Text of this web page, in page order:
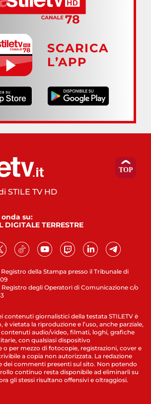
SCARICA
L’APP
della Stampa presso il Tribunale di
degli Operatori di Comunicazione c/o
STILE TV HD
onda su:
DIGITALE TERRESTRE
contenuti giornalistici della testata STILETV è
è vietata la riproduzione e l’uso, anche parziale,
audio/video, filmati, loghi, grafiche
con qualsiasi dispositivo
per mezzo di fotocopie, registrazioni, cover e
a copia non autorizzata. La redazione
dei commenti presenti sul sito. Non potendo
continuo resta disponibile ad eliminarli su
gli stessi risultano offensivi e oltraggiosi.